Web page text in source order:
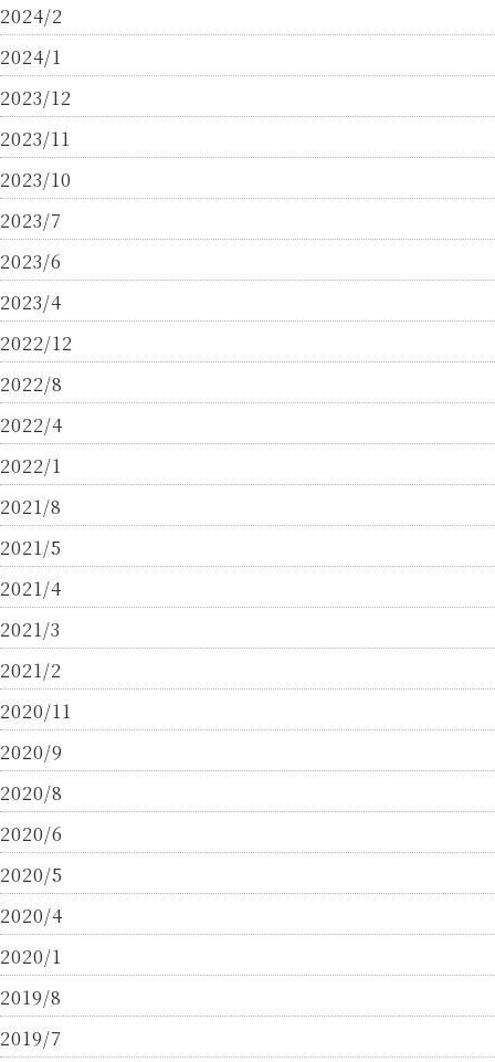
2024/2
2024/1
2023/12
2023/11
2023/10
2023/7
2023/6
2023/4
2022/12
2022/8
2022/4
2022/1
2021/8
2021/5
2021/4
2021/3
2021/2
2020/11
2020/9
2020/8
2020/6
2020/5
2020/4
2020/1
2019/8
2019/7